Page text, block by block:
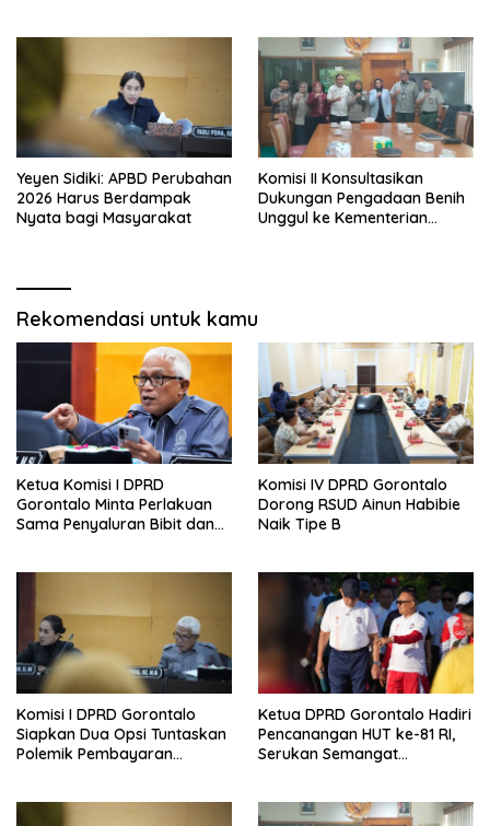
Yeyen Sidiki: APBD Perubahan
2026 Harus Berdampak
Nyata bagi Masyarakat
Komisi II Konsultasikan
Dukungan Pengadaan Benih
Unggul ke Kementerian
Rekomendasi untuk kamu
Ketua Komisi I DPRD
Gorontalo Minta Perlakuan
Sama Penyaluran Bibit dan
Komisi IV DPRD Gorontalo
Dorong RSUD Ainun Habibie
Naik Tipe B
Komisi I DPRD Gorontalo
Siapkan Dua Opsi Tuntaskan
Polemik Pembayaran
Ketua DPRD Gorontalo Hadiri
Pencanangan HUT ke-81 RI,
Serukan Semangat